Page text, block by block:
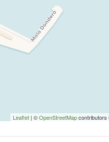
Leaflet | ©OpenStreetMapcontributors